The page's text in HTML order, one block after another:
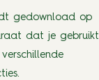
gedownload op
dat je gebruikt